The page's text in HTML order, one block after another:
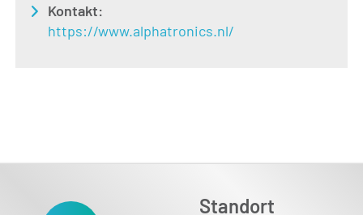
Kontakt:
https://www.alphatronics.nl/
Standort